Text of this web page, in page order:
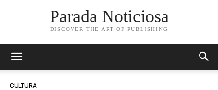
Parada Noticiosa
DISCOVER THE ART OF PUBLISHING
CULTURA